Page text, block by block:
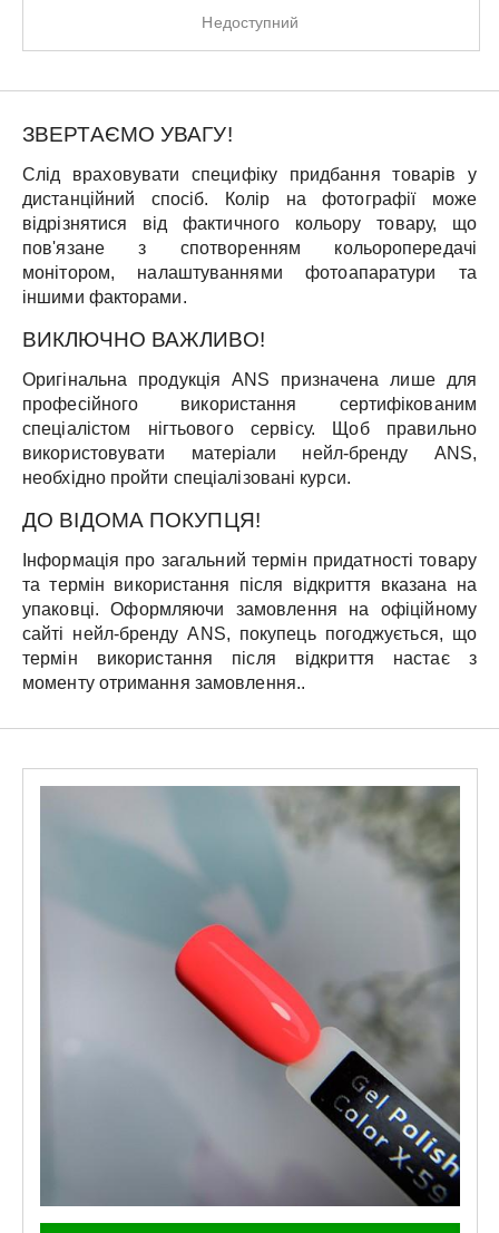
Недоступний
ЗВЕРТАЄМО УВАГУ!
Слід враховувати специфіку придбання товарів у
дистанційний спосіб. Колір на фотографії може
відрізнятися від фактичного кольору товару, що
пов'язане з спотворенням кольоропередачі
монітором, налаштуваннями фотоапаратури та
іншими факторами.
ВИКЛЮЧНО ВАЖЛИВО!
Оригінальна продукція ANS призначена лише для
професійного використання сертифікованим
спеціалістом нігтьового сервісу. Щоб правильно
використовувати матеріали нейл-бренду ANS,
необхідно пройти спеціалізовані курси.
ДО ВІДОМА ПОКУПЦЯ!
Інформація про загальний термін придатності товару
та термін використання після відкриття вказана на
упаковці. Оформляючи замовлення на офіційному
сайті нейл-бренду ANS, покупець погоджується, що
термін використання після відкриття настає з
моменту отримання замовлення..